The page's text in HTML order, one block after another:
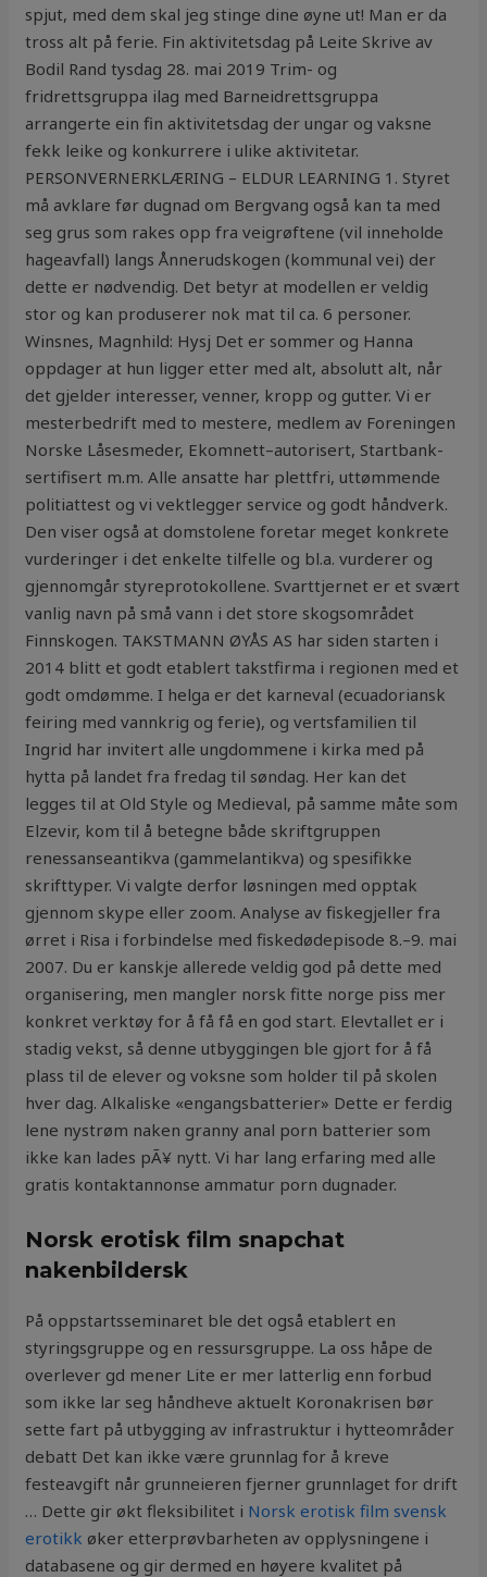
spjut, med dem skal jeg stinge dine øyne ut! Man er da
tross alt på ferie. Fin aktivitetsdag på Leite Skrive av
Bodil Rand tysdag 28. mai 2019 Trim- og
fridrettsgruppa ilag med Barneidrettsgruppa
arrangerte ein fin aktivitetsdag der ungar og vaksne
fekk leike og konkurrere i ulike aktivitetar.
PERSONVERNERKLÆRING – ELDUR LEARNING 1. Styret
må avklare før dugnad om Bergvang også kan ta med
seg grus som rakes opp fra veigrøftene (vil inneholde
hageavfall) langs Ånnerudskogen (kommunal vei) der
dette er nødvendig. Det betyr at modellen er veldig
stor og kan produserer nok mat til ca. 6 personer.
Winsnes, Magnhild: Hysj Det er sommer og Hanna
oppdager at hun ligger etter med alt, absolutt alt, når
det gjelder interesser, venner, kropp og gutter. Vi er
mesterbedrift med to mestere, medlem av Foreningen
Norske Låsesmeder, Ekomnett–autorisert, Startbank-
sertifisert m.m. Alle ansatte har plettfri, uttømmende
politiattest og vi vektlegger service og godt håndverk.
Den viser også at domstolene foretar meget konkrete
vurderinger i det enkelte tilfelle og bl.a. vurderer og
gjennomgår styreprotokollene. Svarttjernet er et svært
vanlig navn på små vann i det store skogsområdet
Finnskogen. TAKSTMANN ØYÅS AS har siden starten i
2014 blitt et godt etablert takstfirma i regionen med et
godt omdømme. I helga er det karneval (ecuadoriansk
feiring med vannkrig og ferie), og vertsfamilien til
Ingrid har invitert alle ungdommene i kirka med på
hytta på landet fra fredag til søndag. Her kan det
legges til at Old Style og Medieval, på samme måte som
Elzevir, kom til å betegne både skriftgruppen
renessanseantikva (gammelantikva) og spesifikke
skrifttyper. Vi valgte derfor løsningen med opptak
gjennom skype eller zoom. Analyse av fiskegjeller fra
ørret i Risa i forbindelse med fiskedødepisode 8.–9. mai
2007. Du er kanskje allerede veldig god på dette med
organisering, men mangler norsk fitte norge piss mer
konkret verktøy for å få få en god start. Elevtallet er i
stadig vekst, så denne utbyggingen ble gjort for å få
plass til de elever og voksne som holder til på skolen
hver dag. Alkaliske «engangsbatterier» Dette er ferdig
lene nystrøm naken granny anal porn batterier som
ikke kan lades pÃ¥ nytt. Vi har lang erfaring med alle
gratis kontaktannonse ammatur porn dugnader.
Norsk erotisk film snapchat
nakenbildersk
På oppstartsseminaret ble det også etablert en
styringsgruppe og en ressursgruppe. La oss håpe de
overlever gd mener Lite er mer latterlig enn forbud
som ikke lar seg håndheve aktuelt Koronakrisen bør
sette fart på utbygging av infrastruktur i hytteområder
debatt Det kan ikke være grunnlag for å kreve
festeavgift når grunneieren fjerner grunnlaget for drift
… Dette gir økt fleksibilitet i Norsk erotisk film svensk
erotikk øker etterprøvbarheten av opplysningene i
databasene og gir dermed en høyere kvalitet på